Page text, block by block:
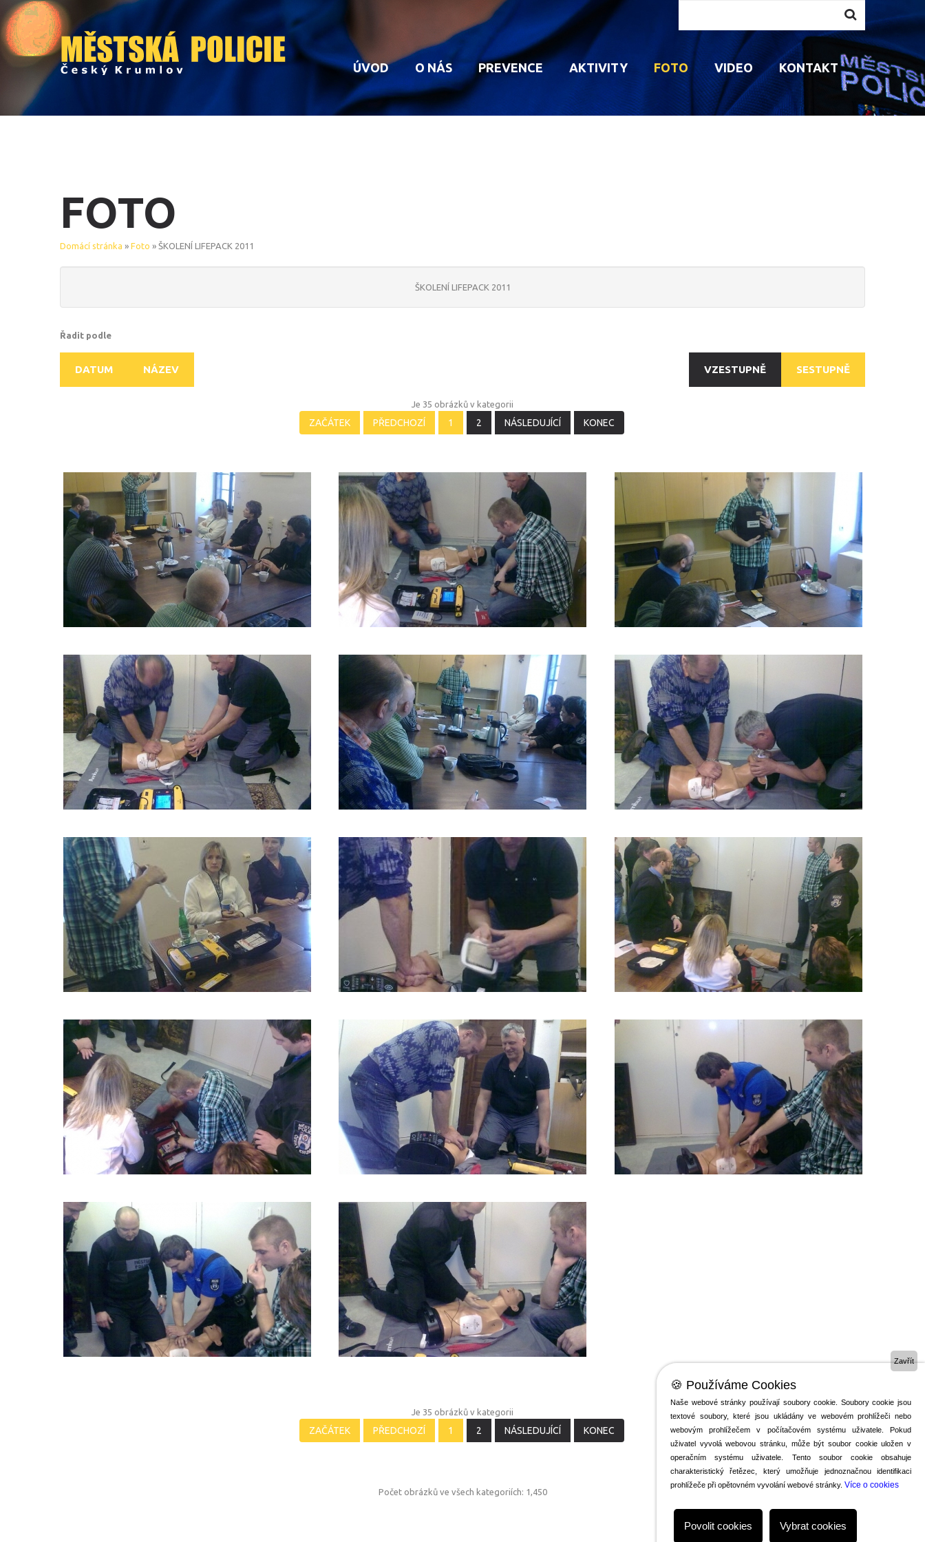
ÚVOD O NÁS
HISTORIE MP VYBAVENÍ MP PŘÍPRAVA STRÁŽNÍKŮ
PREVENCE
KAMEROVÝ SYSTÉM KONTAKT NA PREVENTISTU
AKTIVITY
AKTIVITY PRO DĚTI
FOTO VIDEO KONTAKT
FOTO
Domácí stránka » Foto » ŠKOLENÍ LIFEPACK 2011
ŠKOLENÍ LIFEPACK 2011
Řadit podle
VZESTUPNĚ SESTUPNĚ
DATUM NÁZEV
Je 35 obrázků v kategorii
ZAČÁTEK PŘEDCHOZÍ 1 2 NÁSLEDUJÍCÍ KONEC
ŠKOLENÍ LIFEPACK 2011_3 ŠKOLENÍ LIFEPACK 2011_4 ŠKOLENÍ LIFEPACK 2011_5
ŠKOLENÍ LIFEPACK 2011_6 ŠKOLENÍ LIFEPACK 2011_7 ŠKOLENÍ LIFEPACK 2011_8
ŠKOLENÍ LIFEPACK 2011_9 ŠKOLENÍ LIFEPACK 2011_10 ŠKOLENÍ LIFEPACK 2011_1
ŠKOLENÍ LIFEPACK 2011_2 ŠKOLENÍ LIFEPACK 2011_3 ŠKOLENÍ LIFEPACK 2011_4
ŠKOLENÍ LIFEPACK 2011_5 ŠKOLENÍ LIFEPACK
Je 35 obrázků v kategorii
ZAČÁTEK PŘEDCHOZÍ 1 2 NÁSLEDUJÍCÍ KONEC
Počet obrázků ve všech kategoriích: 1,450
Zavřít
🍪 Používáme Cookies
Naše webové stránky používají soubory cookie. Soubory cookie jsou
textové soubory, které jsou ukládány ve webovém prohlížeči nebo
webovým prohlížečem v počítačovém systému uživatele. Pokud
uživatel vyvolá webovou stránku, může být soubor cookie uložen v
operačním systému uživatele. Tento soubor cookie obsahuje
charakteristický řetězec, který umožňuje jednoznačnou identifikaci
prohlížeče při opětovném vyvolání webové stránky. Více o cookies
Povolit cookies Vybrat cookies